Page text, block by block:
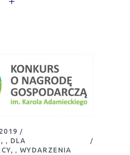
,
DLA
, WYDARZENIA